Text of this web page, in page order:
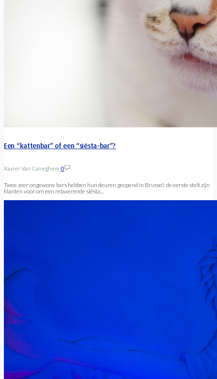
Een “kattenbar” of een “siësta-bar”?
Xavier Van Caneghem 0
Twee zeer ongewone bars hebben hun deuren geopend in Brussel: de eerste stelt zijn
klanten voor om een relaxerende siësta...